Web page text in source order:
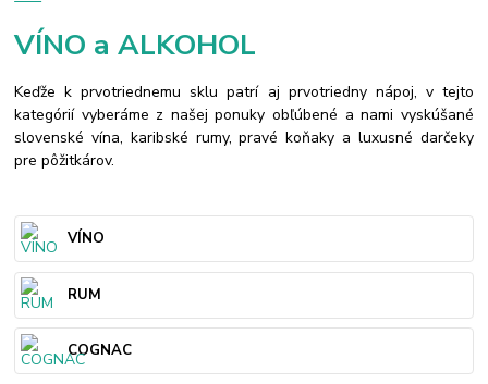
VÍNO a ALKOHOL
Keďže k prvotriednemu sklu patrí aj prvotriedny nápoj, v tejto
kategórií vyberáme z našej ponuky obľúbené a nami vyskúšané
slovenské vína, karibské rumy, pravé koňaky a luxusné darčeky
pre pôžitkárov.
VÍNO
RUM
COGNAC